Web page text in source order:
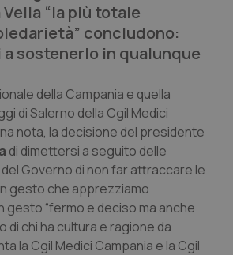
Giulia
& coronaropatie
“la più totale
concludono:
a sostenerlo in qualunque
della Campania e quella
di Salerno della Cgil Medici
nota, la decisione del presidente
di dimettersi a seguito delle
Governo di non far attraccare le
gesto che apprezziamo
gesto “fermo e deciso ma anche
di chi ha cultura e ragione da
la Cgil Medici Campania e la Cgil